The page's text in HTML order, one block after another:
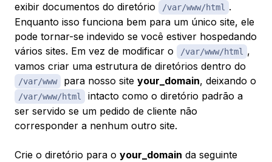
exibir documentos do diretório /var/www/html
.
Enquanto isso funciona bem para um único site, ele
pode tornar-se indevido se você estiver hospedando
vários sites. Em vez de modificar o
/var/www/html
,
vamos criar uma estrutura de diretórios dentro do
/var/www para nosso site your_domain, deixando o
/var/www/html
intacto como o diretório padrão a
ser servido se um pedido de cliente não
corresponder a nenhum outro site.
Crie o diretório para o your_domain da seguinte